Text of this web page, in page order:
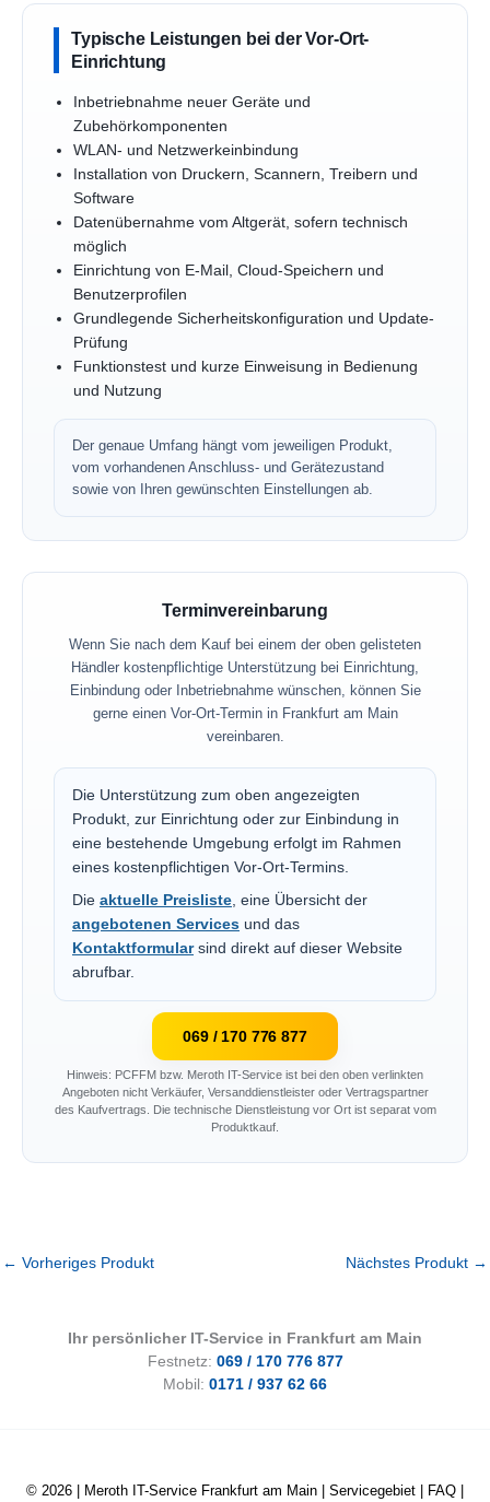
Typische Leistungen bei der Vor-Ort-
Einrichtung
Inbetriebnahme neuer Geräte und
Zubehörkomponenten
WLAN- und Netzwerkeinbindung
Installation von Druckern, Scannern, Treibern und
Software
Datenübernahme vom Altgerät, sofern technisch
möglich
Einrichtung von E-Mail, Cloud-Speichern und
Benutzerprofilen
Grundlegende Sicherheitskonfiguration und Update-
Prüfung
Funktionstest und kurze Einweisung in Bedienung
und Nutzung
Der genaue Umfang hängt vom jeweiligen Produkt,
vom vorhandenen Anschluss- und Gerätezustand
sowie von Ihren gewünschten Einstellungen ab.
Terminvereinbarung
Wenn Sie nach dem Kauf bei einem der oben gelisteten
Händler kostenpflichtige Unterstützung bei Einrichtung,
Einbindung oder Inbetriebnahme wünschen, können Sie
gerne einen Vor-Ort-Termin in Frankfurt am Main
vereinbaren.
Die Unterstützung zum oben angezeigten
Produkt, zur Einrichtung oder zur Einbindung in
eine bestehende Umgebung erfolgt im Rahmen
eines kostenpflichtigen Vor-Ort-Termins.
Die aktuelle Preisliste, eine Übersicht der
angebotenen Services und das
Kontaktformularsind direkt auf dieser Website
abrufbar.
069 / 170 776 877
Hinweis: PCFFM bzw. Meroth IT-Service ist bei den oben verlinkten
Angeboten nicht Verkäufer, Versanddienstleister oder Vertragspartner
des Kaufvertrags. Die technische Dienstleistung vor Ort ist separat vom
Produktkauf.
← Vorheriges Produkt Nächstes Produkt →
Ihr persönlicher IT-Service in Frankfurt am Main
Festnetz: 069 / 170 776 877
Mobil: 0171 / 937 62 66
© 2026 | Meroth IT-Service Frankfurt am Main Servicegebiet FAQ